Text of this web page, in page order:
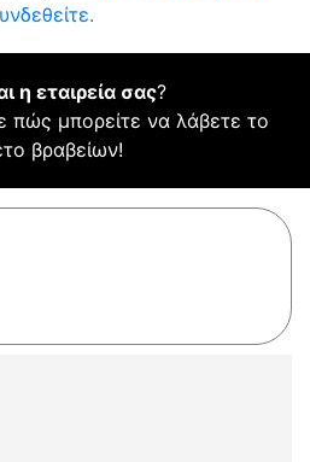
η εταιρεία σας?
πώς μπορείτε να λάβετε το
βραβείων!